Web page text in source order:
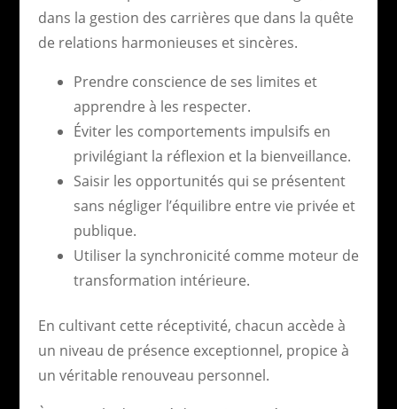
dans la gestion des carrières que dans la quête
de relations harmonieuses et sincères.
Prendre conscience de ses limites et
apprendre à les respecter.
Éviter les comportements impulsifs en
privilégiant la réflexion et la bienveillance.
Saisir les opportunités qui se présentent
sans négliger l’équilibre entre vie privée et
publique.
Utiliser la synchronicité comme moteur de
transformation intérieure.
En cultivant cette réceptivité, chacun accède à
un niveau de présence exceptionnel, propice à
un véritable renouveau personnel.